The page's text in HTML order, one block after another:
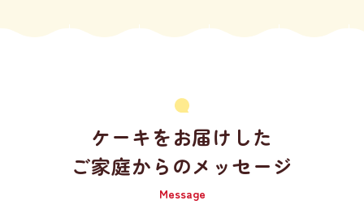
ケーキをお届けした
ご家庭からのメッセージ
Message